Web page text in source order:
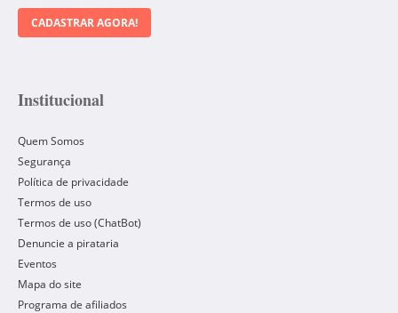
CADASTRAR AGORA!
Institucional
Quem Somos
Segurança
Política de privacidade
Termos de uso
Termos de uso (ChatBot)
Denuncie a pirataria
Eventos
Mapa do site
Programa de afiliados